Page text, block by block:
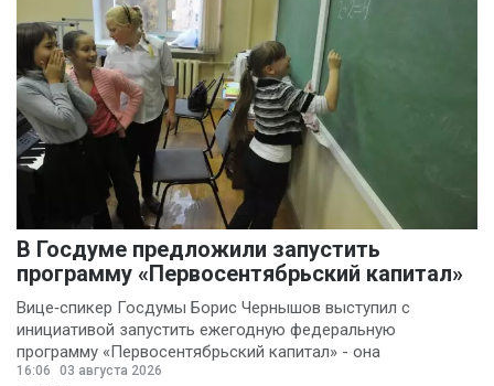
В Госдуме предложили запустить
программу «Первосентябрьский капитал»
Вице‑спикер Госдумы Борис Чернышов выступил с
инициативой запустить ежегодную федеральную
программу «Первосентябрьский капитал» - она
предполагает
16:06
03 августа 2026